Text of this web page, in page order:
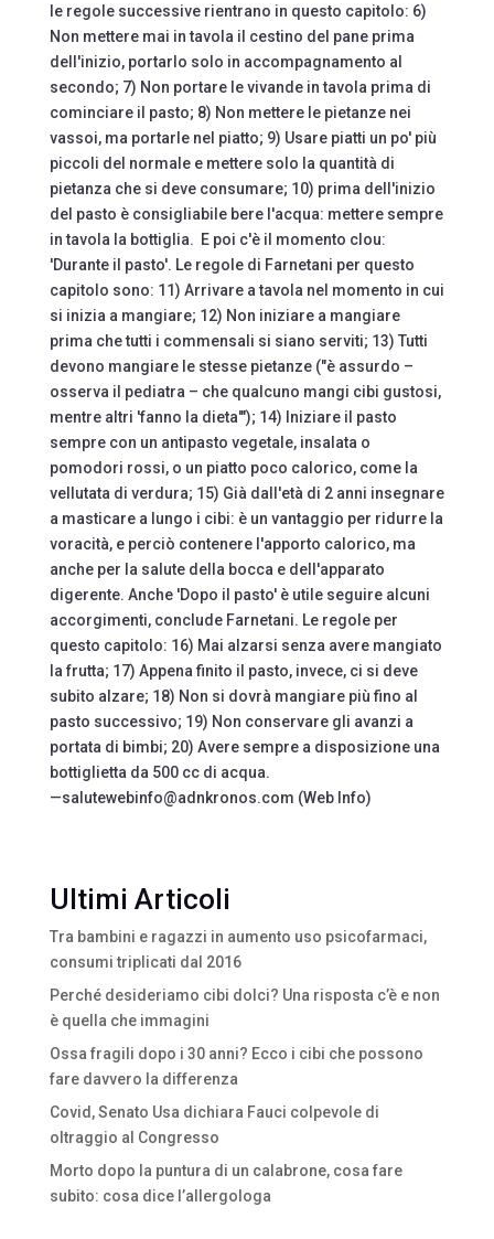
le regole successive rientrano in questo capitolo: 6)
Non mettere mai in tavola il cestino del pane prima
dell'inizio, portarlo solo in accompagnamento al
secondo; 7) Non portare le vivande in tavola prima di
cominciare il pasto; 8) Non mettere le pietanze nei
vassoi, ma portarle nel piatto; 9) Usare piatti un po' più
piccoli del normale e mettere solo la quantità di
pietanza che si deve consumare; 10) prima dell'inizio
del pasto è consigliabile bere l'acqua: mettere sempre
in tavola la bottiglia. E poi c'è il momento clou:
'Durante il pasto'. Le regole di Farnetani per questo
capitolo sono: 11) Arrivare a tavola nel momento in cui
si inizia a mangiare; 12) Non iniziare a mangiare
prima che tutti i commensali si siano serviti; 13) Tutti
devono mangiare le stesse pietanze ("è assurdo –
osserva il pediatra – che qualcuno mangi cibi gustosi,
mentre altri 'fanno la dieta'"); 14) Iniziare il pasto
sempre con un antipasto vegetale, insalata o
pomodori rossi, o un piatto poco calorico, come la
vellutata di verdura; 15) Già dall'età di 2 anni insegnare
a masticare a lungo i cibi: è un vantaggio per ridurre la
voracità, e perciò contenere l'apporto calorico, ma
anche per la salute della bocca e dell'apparato
digerente. Anche 'Dopo il pasto' è utile seguire alcuni
accorgimenti, conclude Farnetani. Le regole per
questo capitolo: 16) Mai alzarsi senza avere mangiato
la frutta; 17) Appena finito il pasto, invece, ci si deve
subito alzare; 18) Non si dovrà mangiare più fino al
pasto successivo; 19) Non conservare gli avanzi a
portata di bimbi; 20) Avere sempre a disposizione una
bottiglietta da 500 cc di acqua.
—salutewebinfo@adnkronos.com (Web Info)
Ultimi Articoli
Tra bambini e ragazzi in aumento uso psicofarmaci,
consumi triplicati dal 2016
Perché desideriamo cibi dolci? Una risposta c’è e non
è quella che immagini
Ossa fragili dopo i 30 anni? Ecco i cibi che possono
fare davvero la differenza
Covid, Senato Usa dichiara Fauci colpevole di
oltraggio al Congresso
Morto dopo la puntura di un calabrone, cosa fare
subito: cosa dice l’allergologa